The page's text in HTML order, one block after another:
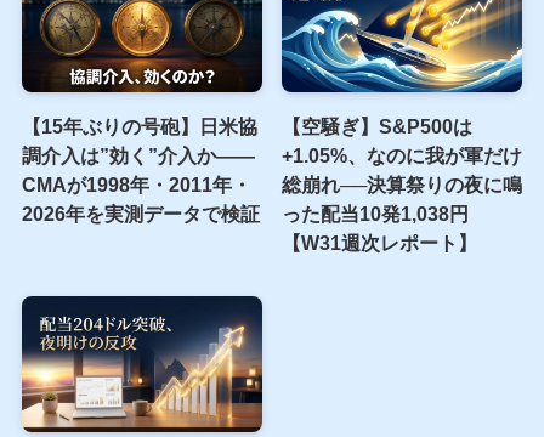
証券口座って結局何？
NISA口座との違いを一番
やさしく説明します
利回り38%の裏側――AIPI
の19a-1通知に「元本
100%」と書かれていた話
【15年ぶりの号砲】日米協